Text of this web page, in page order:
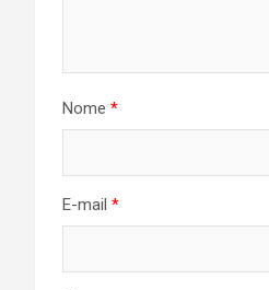
Nome *
E-mail *